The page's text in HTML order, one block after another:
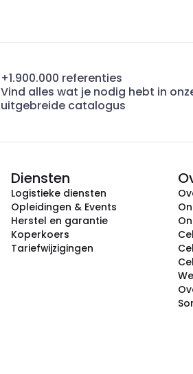
+1.900.000 referenties
Vind alles wat je nodig hebt in
uitgebreide catalogus
Diensten
Logistieke diensten
Opleidingen & Events
Herstel en garantie
Koperkoers
Tariefwijzigingen